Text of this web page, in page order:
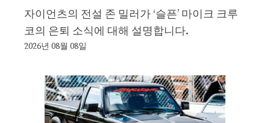
자이언츠의 전설 존 밀러가 ‘슬픈’ 마이크 크루
코의 은퇴 소식에 대해 설명합니다.
2026년 08월 08일